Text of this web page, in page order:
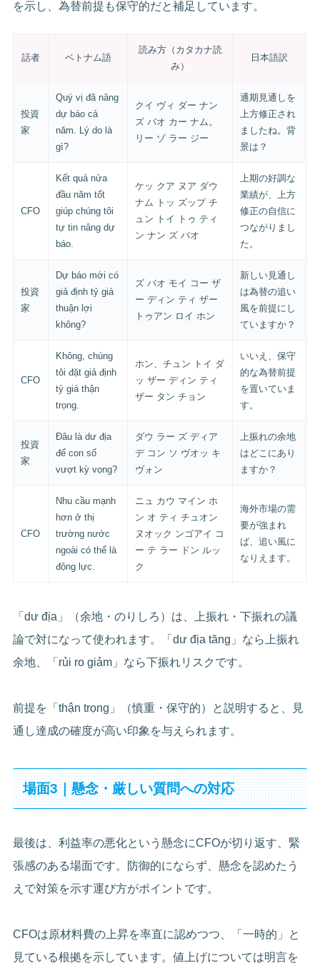
を示し、為替前提も保守的だと補足しています。
話者 ベトナム語
読み方（カタカナ読
み）
日本語訳
投資
家
Quý vị đã nâng
dự báo cả
năm. Lý do là
gì?
クイ ヴィ ダー ナン
ズ バオ カー ナム。
リー ゾ ラー ジー
通期見通しを
上方修正され
ましたね。背
景は？
CFO
Kết quả nửa
đầu năm tốt
giúp chúng tôi
tự tin nâng dự
báo.
ケッ クア ヌア ダウ
ナム トッ ズップ チ
ュン トイ トゥ ティ
ン ナン ズ バオ
上期の好調な
業績が、上方
修正の自信に
つながりまし
た。
投資
家
Dự báo mới có
giả định tỷ giá
thuận lợi
không?
ズ バオ モイ コー ザ
ー ディン ティ ザー
トゥアン ロイ ホン
新しい見通し
は為替の追い
風を前提にし
ていますか？
CFO
Không, chúng
tôi đặt giả định
tỷ giá thận
trọng.
ホン、チュン トイ ダ
ッ ザー ディン ティ
ザー タン チョン
いいえ、保守
的な為替前提
を置いていま
す。
投資
家
Đâu là dư địa
để con số
vượt kỳ vọng?
ダウ ラー ズ ディア
デ コン ソ ヴオッ キ
ヴォン
上振れの余地
はどこにあり
ますか？
CFO
Nhu cầu mạnh
hơn ở thị
trường nước
ngoài có thể là
động lực.
ニュ カウ マイン ホ
ン オ ティ チュオン
ヌオック ンゴアイ コ
ー テ ラー ドン ルッ
ク
海外市場の需
要が強まれ
ば、追い風に
なりえます。
「dư địa」（余地・のりしろ）は、上振れ・下振れの議
論で対になって使われます。「dư địa tăng」なら上振れ
余地、「rủi ro giảm」なら下振れリスクです。
前提を「thận trọng」（慎重・保守的）と説明すると、見
通し達成の確度が高い印象を与えられます。
場面3｜懸念・厳しい質問への対応
最後は、利益率の悪化という懸念にCFOが切り返す、緊
張感のある場面です。防御的にならず、懸念を認めたう
えで対策を示す運び方がポイントです。
CFOは原材料費の上昇を率直に認めつつ、「一時的」と
見ている根拠を示しています。値上げについては明言を